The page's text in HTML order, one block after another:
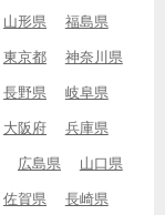
山形県 福島県
東京都 神奈川県
長野県 岐阜県
大阪府 兵庫県
広島県 山口県
佐賀県 長崎県